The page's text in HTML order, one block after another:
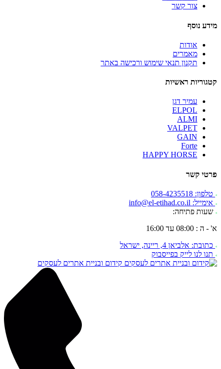
צור קשר
מידע נוסף
אודות
מאמרים
תקנון תנאי שימוש ורכישה באתר
קטגוריות ראשיות
עמיר דגן
ELPOL
ALMI
VALPET
GAIN
Forte
HAPPY HORSE
פרטי קשר
טלפון: 058-4235518
אימייל: info@el-etihad.co.il
שעות פתיחה:
א' - ה : 08:00 עד 16:00
כתובת: אלביאן 4, ריינה, ישראל
תנו לנו לייק בפייסבוק
קידום ובניית אתרים לעסקים